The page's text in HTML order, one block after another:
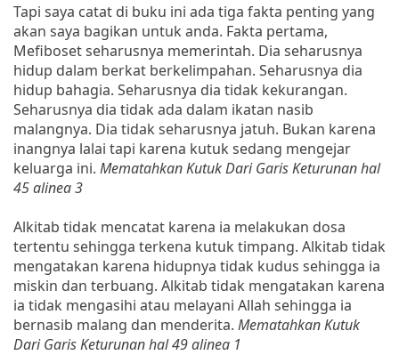
Tapi saya catat di buku ini ada tiga fakta penting yang
akan saya bagikan untuk anda. Fakta pertama,
Mefiboset seharusnya memerintah. Dia seharusnya
hidup dalam berkat berkelimpahan. Seharusnya dia
hidup bahagia. Seharusnya dia tidak kekurangan.
Seharusnya dia tidak ada dalam ikatan nasib
malangnya. Dia tidak seharusnya jatuh. Bukan karena
inangnya lalai tapi karena kutuk sedang mengejar
keluarga ini. Mematahkan Kutuk Dari Garis Keturunan hal
45 alinea 3
Alkitab tidak mencatat karena ia melakukan dosa
tertentu sehingga terkena kutuk timpang. Alkitab tidak
mengatakan karena hidupnya tidak kudus sehingga ia
miskin dan terbuang. Alkitab tidak mengatakan karena
ia tidak mengasihi atau melayani Allah sehingga ia
bernasib malang dan menderita. Mematahkan Kutuk
Dari Garis Keturunan hal 49 alinea 1